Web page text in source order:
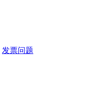
发票问题